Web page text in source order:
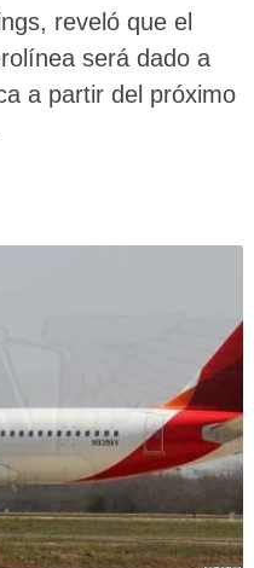
reveló que el
será dado a
a partir del próximo